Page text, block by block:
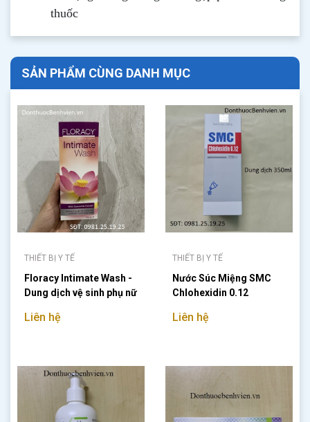
thuốc
SẢN PHẨM CÙNG DANH MỤC
THIẾT BỊ Y TẾ
Floracy Intimate Wash -
Dung dịch vệ sinh phụ nữ
Liên hệ
THIẾT BỊ Y TẾ
Nước Súc Miệng SMC
Chlohexidin 0.12
Liên hệ